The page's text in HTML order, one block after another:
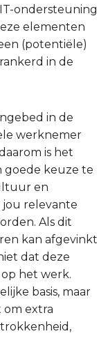
ondersteuning
elementen
(potentiële)
in de
in de
werknemer
is het
goede keuze te
en
jou relevante
Als dit
kan afgevinkt
dat deze
het werk.
basis, maar
extra